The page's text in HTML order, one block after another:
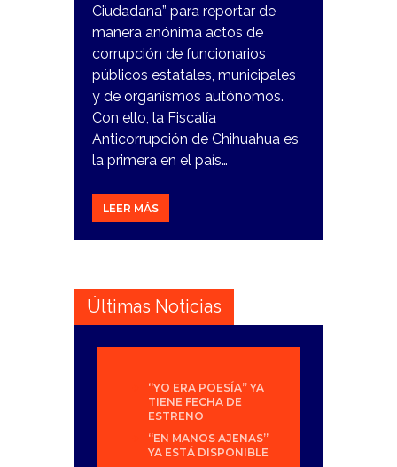
Ciudadana” para reportar de
manera anónima actos de
corrupción de funcionarios
públicos estatales, municipales
y de organismos autónomos.
Con ello, la Fiscalía
Anticorrupción de Chihuahua es
la primera en el país…
LEER MÁS
Últimas Noticias
“YO ERA POESÍA” YA
TIENE FECHA DE
ESTRENO
“EN MANOS AJENAS”
YA ESTÁ DISPONIBLE